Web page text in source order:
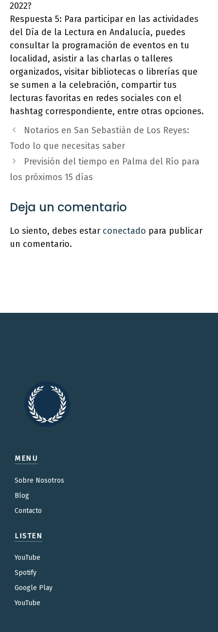
2022?
Respuesta 5: Para participar en las actividades
del Día de la Lectura en Andalucía, puedes
consultar la programación de eventos en tu
localidad, asistir a las charlas o talleres
organizados, visitar bibliotecas o librerías que
se sumen a la celebración, compartir tus
lecturas favoritas en redes sociales con el
hashtag correspondiente, entre otras opciones.
Notarios en San Sebastián de Los Reyes:
Todo lo que necesitas saber
Previsión del tiempo en Palma del Río para
los próximos 15 días
Deja un comentario
Lo siento, debes estar conectado para publicar
un comentario.
MENU
Sobre Nosotros
Blog
Contacto
LISTEN
YouTube
Spotify
Google Play
YouTube